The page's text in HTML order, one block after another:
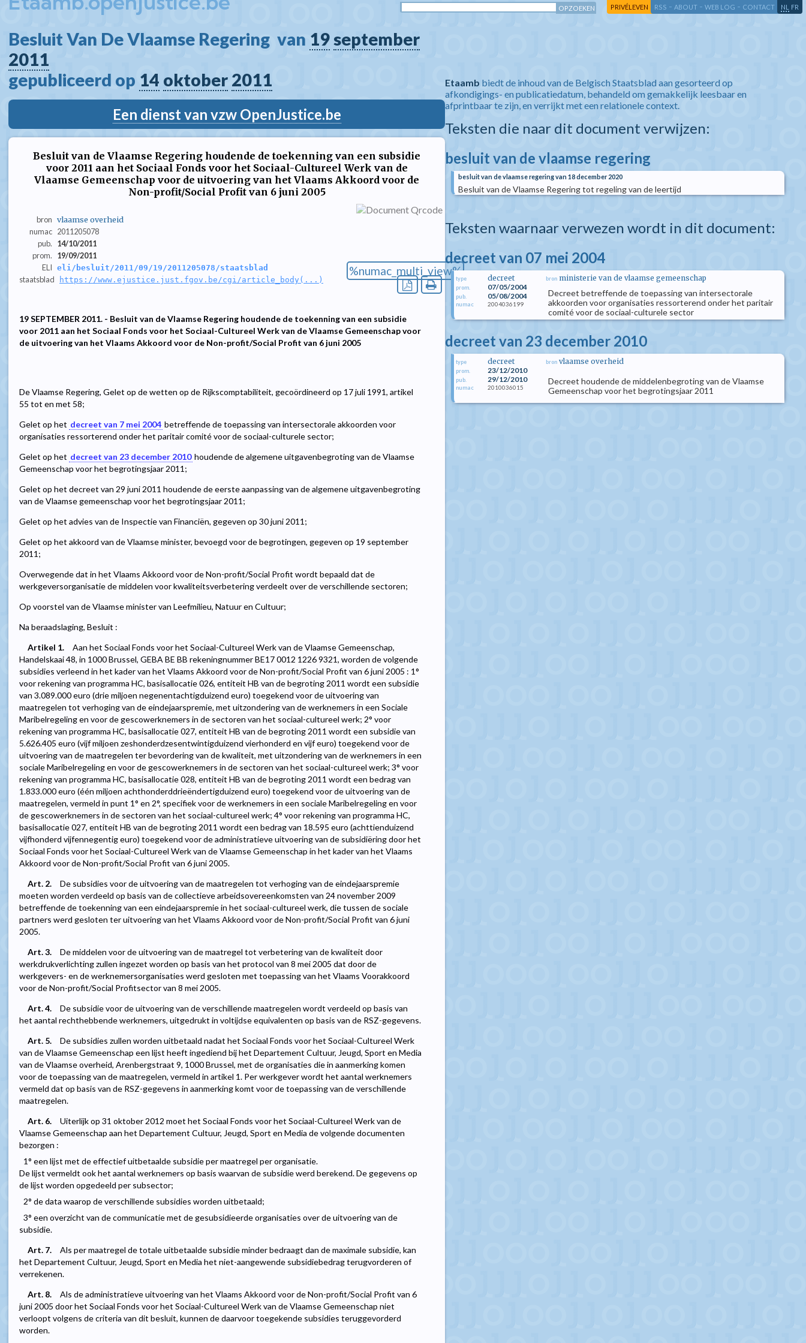
PRIVÉLEVEN RSS - ABOUT - WEB LOG - CONTACT NL FR
Besluit Van De Vlaamse Regering  van 19september
2011
gepubliceerd op 14 oktober 2011
Een dienst van vzw OpenJustice.be
Besluit van de Vlaamse Regering houdende de toekenning van een subsidie
voor 2011 aan het Sociaal Fonds voor het Sociaal-Cultureel Werk van de
Vlaamse Gemeenschap voor de uitvoering van het Vlaams Akkoord voor de
Non-profit/Social Profit van 6 juni 2005
bron vlaamse overheid
numac 2011205078
pub.
14/10/2011
prom.
19/09/2011
ELI eli/besluit/2011/09/19/2011205078/staatsblad
staatsblad https://www.ejustice.just.fgov.be/cgi/article_body(...)
%numac_multi_view%
19 SEPTEMBER 2011. - Besluit van de Vlaamse Regering houdende de toekenning van een subsidie
voor 2011 aan het Sociaal Fonds voor het Sociaal-Cultureel Werk van de Vlaamse Gemeenschap voor
de uitvoering van het Vlaams Akkoord voor de Non-profit/Social Profit van 6 juni 2005
De Vlaamse Regering, Gelet op de wetten op de Rijkscomptabiliteit, gecoördineerd op 17 juli 1991, artikel
55 tot en met 58;
Gelet op het decreet van 7 mei 2004 betreffende de toepassing van intersectorale akkoorden voor
organisaties ressorterend onder het paritair comité voor de sociaal-culturele sector;
Gelet op het decreet van 23 december 2010 houdende de algemene uitgavenbegroting van de Vlaamse
Gemeenschap voor het begrotingsjaar 2011;
Gelet op het decreet van 29 juni 2011 houdende de eerste aanpassing van de algemene uitgavenbegroting
van de Vlaamse gemeenschap voor het begrotingsjaar 2011;
Gelet op het advies van de Inspectie van Financiën, gegeven op 30 juni 2011;
Gelet op het akkoord van de Vlaamse minister, bevoegd voor de begrotingen, gegeven op 19 september
2011;
Overwegende dat in het Vlaams Akkoord voor de Non-profit/Social Profit wordt bepaald dat de
werkgeversorganisatie de middelen voor kwaliteitsverbetering verdeelt over de verschillende sectoren;
Op voorstel van de Vlaamse minister van Leefmilieu, Natuur en Cultuur;
Na beraadslaging, Besluit :
Artikel 1.
Aan het Sociaal Fonds voor het Sociaal-Cultureel Werk van de Vlaamse Gemeenschap,
Handelskaai 48, in 1000 Brussel, GEBA BE BB rekeningnummer BE17 0012 1226 9321, worden de volgende
subsidies verleend in het kader van het Vlaams Akkoord voor de Non-profit/Social Profit van 6 juni 2005 : 1°
voor rekening van programma HC, basisallocatie 026, entiteit HB van de begroting 2011 wordt een subsidie
van 3.089.000 euro (drie miljoen negenentachtigduizend euro) toegekend voor de uitvoering van
maatregelen tot verhoging van de eindejaarspremie, met uitzondering van de werknemers in een Sociale
Maribelregeling en voor de gescowerknemers in de sectoren van het sociaal-cultureel werk; 2° voor
rekening van programma HC, basisallocatie 027, entiteit HB van de begroting 2011 wordt een subsidie van
5.626.405 euro (vijf miljoen zeshonderdzesentwintigduizend vierhonderd en vijf euro) toegekend voor de
uitvoering van de maatregelen ter bevordering van de kwaliteit, met uitzondering van de werknemers in een
sociale Maribelregeling en voor de gescowerknemers in de sectoren van het sociaal-cultureel werk; 3° voor
rekening van programma HC, basisallocatie 028, entiteit HB van de begroting 2011 wordt een bedrag van
1.833.000 euro (één miljoen achthonderddrieëndertigduizend euro) toegekend voor de uitvoering van de
maatregelen, vermeld in punt 1° en 2°, specifiek voor de werknemers in een sociale Maribelregeling en voor
de gescowerknemers in de sectoren van het sociaal-cultureel werk; 4° voor rekening van programma HC,
basisallocatie 027, entiteit HB van de begroting 2011 wordt een bedrag van 18.595 euro (achttienduizend
vijfhonderd vijfennegentig euro) toegekend voor de administratieve uitvoering van de subsidiëring door het
Sociaal Fonds voor het Sociaal-Cultureel Werk van de Vlaamse Gemeenschap in het kader van het Vlaams
Akkoord voor de Non-profit/Social Profit van 6 juni 2005.
Art. 2.
De subsidies voor de uitvoering van de maatregelen tot verhoging van de eindejaarspremie
moeten worden verdeeld op basis van de collectieve arbeidsovereenkomsten van 24 november 2009
betreffende de toekenning van een eindejaarspremie in het sociaal-cultureel werk, die tussen de sociale
partners werd gesloten ter uitvoering van het Vlaams Akkoord voor de Non-profit/Social Profit van 6 juni
2005.
Art. 3.
De middelen voor de uitvoering van de maatregel tot verbetering van de kwaliteit door
werkdrukverlichting zullen ingezet worden op basis van het protocol van 8 mei 2005 dat door de
werkgevers- en de werknemersorganisaties werd gesloten met toepassing van het Vlaams Voorakkoord
voor de Non-profit/Social Profitsector van 8 mei 2005.
Art. 4.
De subsidie voor de uitvoering van de verschillende maatregelen wordt verdeeld op basis van
het aantal rechthebbende werknemers, uitgedrukt in voltijdse equivalenten op basis van de RSZ-gegevens.
Art. 5.
De subsidies zullen worden uitbetaald nadat het Sociaal Fonds voor het Sociaal-Cultureel Werk
van de Vlaamse Gemeenschap een lijst heeft ingediend bij het Departement Cultuur, Jeugd, Sport en Media
van de Vlaamse overheid, Arenbergstraat 9, 1000 Brussel, met de organisaties die in aanmerking komen
voor de toepassing van de maatregelen, vermeld in artikel 1. Per werkgever wordt het aantal werknemers
vermeld dat op basis van de RSZ-gegevens in aanmerking komt voor de toepassing van de verschillende
maatregelen.
Art. 6.
Uiterlijk op 31 oktober 2012 moet het Sociaal Fonds voor het Sociaal-Cultureel Werk van de
Vlaamse Gemeenschap aan het Departement Cultuur, Jeugd, Sport en Media de volgende documenten
bezorgen :
1° een lijst met de effectief uitbetaalde subsidie per maatregel per organisatie.
De lijst vermeldt ook het aantal werknemers op basis waarvan de subsidie werd berekend. De gegevens op
de lijst worden opgedeeld per subsector;
2° de data waarop de verschillende subsidies worden uitbetaald;
3° een overzicht van de communicatie met de gesubsidieerde organisaties over de uitvoering van de
subsidie.
Art. 7.
Als per maatregel de totale uitbetaalde subsidie minder bedraagt dan de maximale subsidie, kan
het Departement Cultuur, Jeugd, Sport en Media het niet-aangewende subsidiebedrag terugvorderen of
verrekenen.
Art. 8.
Als de administratieve uitvoering van het Vlaams Akkoord voor de Non-profit/Social Profit van 6
juni 2005 door het Sociaal Fonds voor het Sociaal-Cultureel Werk van de Vlaamse Gemeenschap niet
verloopt volgens de criteria van dit besluit, kunnen de daarvoor toegekende subsidies teruggevorderd
worden.
Etaamb biedt de inhoud van de Belgisch Staatsblad aan gesorteerd op
afkondigings- en publicatiedatum, behandeld om gemakkelijk leesbaar en
afprintbaar te zijn, en verrijkt met een relationele context.
Teksten die naar dit document verwijzen:
besluit van de vlaamse regering
besluit van de vlaamse regering van 18 december 2020
Besluit van de Vlaamse Regering tot regeling van de leertijd
Teksten waarnaar verwezen wordt in dit document:
decreet van 07 mei 2004
type decreet
prom. 07/05/2004
pub. 05/08/2004
numac 2004036199
bron ministerie van de vlaamse gemeenschap
Decreet betreffende de toepassing van intersectorale
akkoorden voor organisaties ressorterend onder het paritair
comité voor de sociaal-culturele sector
decreet van 23 december 2010
type decreet
prom. 23/12/2010
pub. 29/12/2010
numac 2010036015
bron vlaamse overheid
Decreet houdende de middelenbegroting van de Vlaamse
Gemeenschap voor het begrotingsjaar 2011